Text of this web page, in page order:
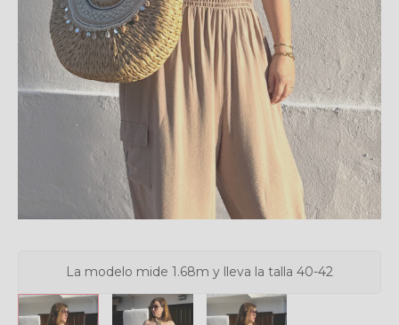
La modelo mide 1.68m y lleva la talla 40-42